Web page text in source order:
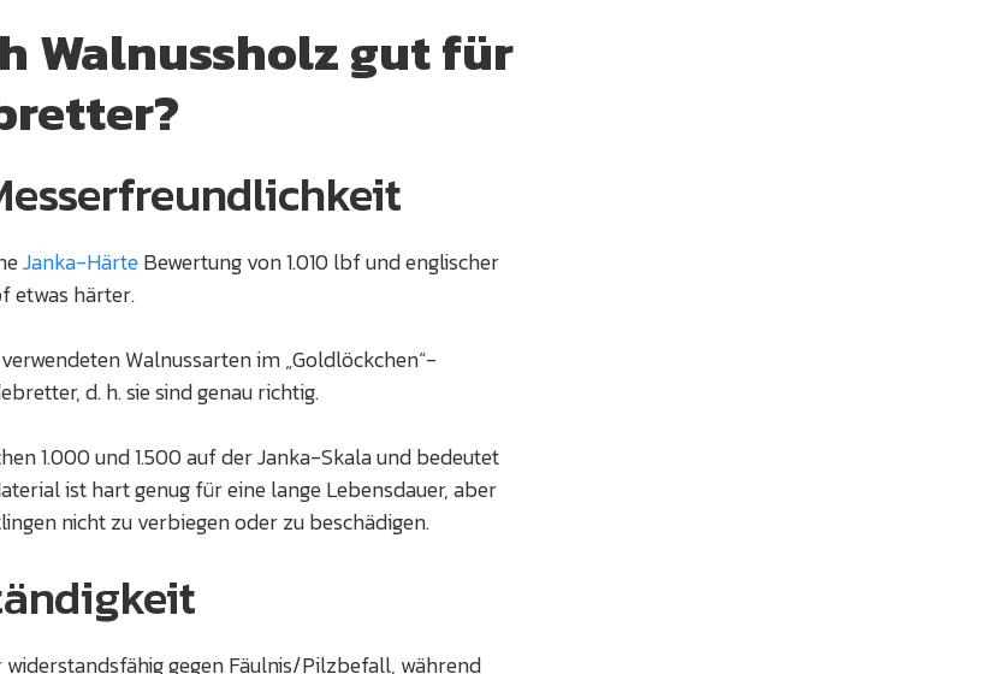
Walnussholz gut für
Janka-HärteBewertung von 1.010 lbf und englischer
etwas härter.
Walnussarten im „Goldlöckchen“-
d. h. sie sind genau richtig.
1.000 und 1.500 auf der Janka-Skala und bedeutet
ist hart genug für eine lange Lebensdauer, aber
nicht zu verbiegen oder zu beschädigen.
gegen Fäulnis/Pilzbefall, während